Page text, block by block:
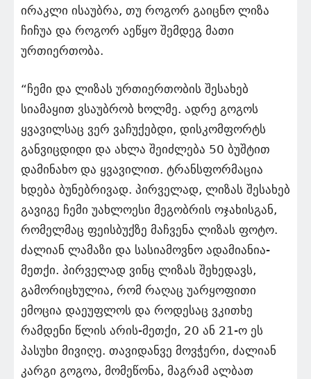
ირაკლი ისაუბრა, თუ როგორ გაიცნო ლიზა
ჩიჩუა და როგორ აეწყო შემდეგ მათი
ურთიერთობა.
“ჩემი და ლიზას ურთიერთობის შესახებ
სიამაყით ვსაუბრობ ხოლმე. ადრე გოგოს
ყვავილსაც ვერ ვაჩუქებდი, დისკომფორტს
განვიცდიდი და ახლა შეიძლება 50 ბუშტით
დამინახო და ყვავილით. ტრანსფორმაცია
ხდება ბუნებრივად. პირველად, ლიზას შესახებ
გავიგე ჩემი უახლოესი მეგობრის ოჯახისგან,
რომელმაც ფეისბუქზე მაჩვენა ლიზას ფოტო.
ძალიან ლამაზი და სასიამოვნო ადამიანია-
მეთქი. პირველად ვინც ლიზას შეხედავს,
გამორიცხულია, რომ რაღაც უარყოფითი
ემოცია დაეუფლოს და როდესაც ვკითხე
რამდენი წლის არის-მეთქი, 20 ან 21-ო ეს
პასუხი მივიღე. თავიდანვე მოვჭერი, ძალიან
კარგი გოგოა, მომეწონა, მაგრამ ალბათ